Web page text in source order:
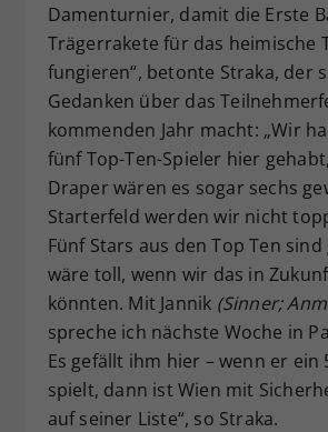
Damenturnier, damit die Erste
Trägerrakete für das heimische
fungieren“, betonte Straka, der
Gedanken über das
kommenden Jahr macht: „Wir
fünf Top-Ten-Spieler hier
Draper wären es sogar sechs
Starterfeld werden wir nicht
Fünf Stars aus den Top Ten
wäre toll, wenn wir das in
könnten. Mit Jannik (Sinner;
spreche ich nächste Woche in
Es gefällt ihm hier – wenn er ein
spielt, dann ist Wien mit
auf seiner Liste“, so Straka.